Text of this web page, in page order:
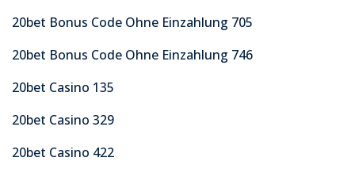
20bet Bonus Code Ohne Einzahlung 705
20bet Bonus Code Ohne Einzahlung 746
20bet Casino 135
20bet Casino 329
20bet Casino 422